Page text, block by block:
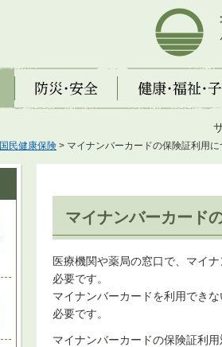
芦屋市
防災・安全 健康・福祉・子育て
国民健康保険 > マイナンバーカードの保険証利用に
マイナンバーカード
医療機関や薬局の窓口で、マイ
必要です。
マイナンバーカードを利用でき
必要です。
マイナンバーカードの保険証利